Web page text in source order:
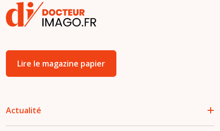
Lire le magazine papier
Actualité